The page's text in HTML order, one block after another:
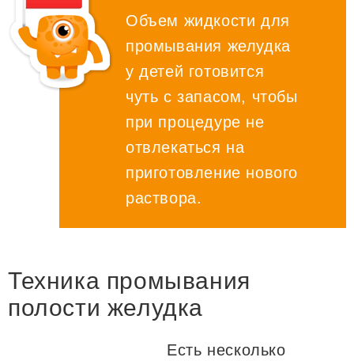
Объем жидкости для
промывания желудка
у детей готовится
чуть с запасом, чтобы
при процедуре не
отвлекаться на
приготовление нового
раствора.
Техника промывания
полости желудка
Есть несколько